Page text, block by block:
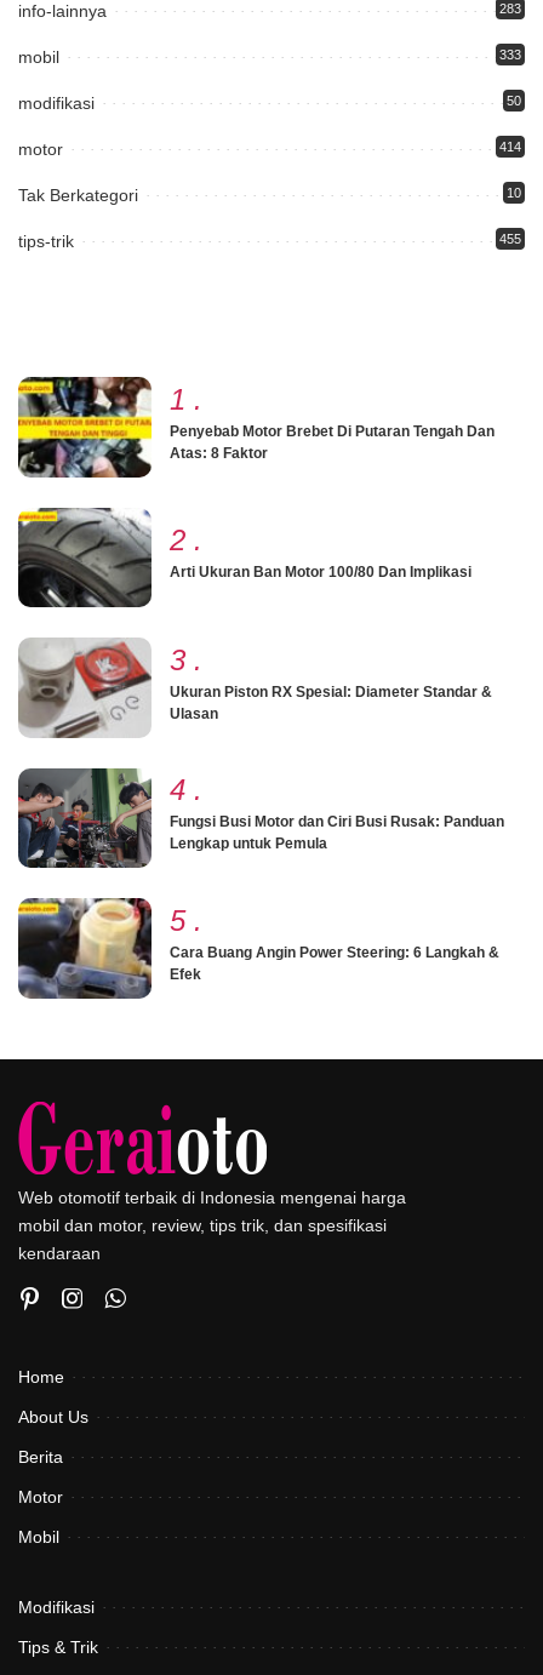
info-lainnya 283
mobil 333
modifikasi 50
motor 414
Tak Berkategori 10
tips-trik 455
1 .
Penyebab Motor Brebet Di Putaran Tengah Dan
Atas: 8 Faktor
2 .
Arti Ukuran Ban Motor 100/80 Dan Implikasi
3 .
Ukuran Piston RX Spesial: Diameter Standar &
Ulasan
4 .
Fungsi Busi Motor dan Ciri Busi Rusak: Panduan
Lengkap untuk Pemula
5 .
Cara Buang Angin Power Steering: 6 Langkah &
Efek
Web otomotif terbaik di Indonesia mengenai harga
mobil dan motor, review, tips trik, dan spesifikasi
kendaraan
Home
About Us
Berita
Motor
Mobil
Modifikasi
Tips & Trik